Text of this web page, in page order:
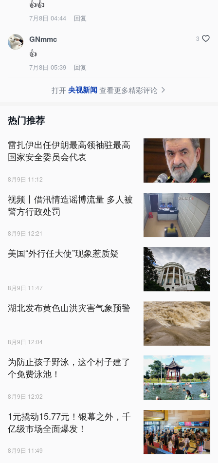
👍👍
7月8日 04:44 回复
GNmmc
👍
7月8日 05:39 回复
3
打开央视新闻查看更多精彩评论
热门推荐
雷扎伊出任伊朗最高领袖驻最高
国家安全委员会代表
8月9日 11:12
视频丨借汛情造谣博流量 多人被
警方行政处罚
8月9日 12:21
美国“外行任大使”现象惹质疑
8月9日 11:47
湖北发布黄色山洪灾害气象预警
8月9日 12:04
为防止孩子野泳，这个村子建了
个免费泳池！
8月9日 12:02
1元撬动15.77元！银幕之外，千
亿级市场全面爆发！
8月9日 11:49